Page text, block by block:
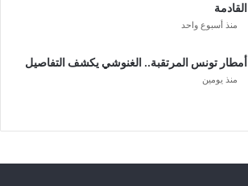
القادمة
منذ أسبوع واحد
أمطار تونس المرتقبة.. الغنوشي يكشف التفاصيل
منذ يومين